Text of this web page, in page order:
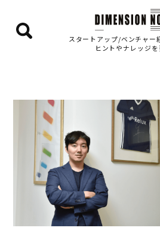
検
を
スタートアップ/ベンチャー
ヒントやナレッジを